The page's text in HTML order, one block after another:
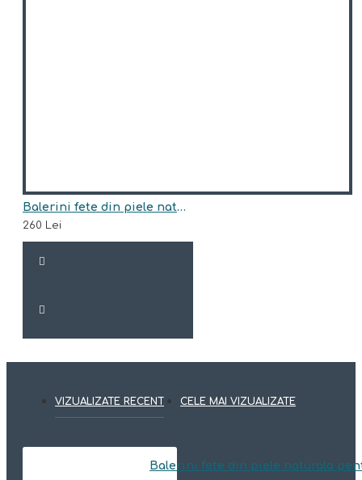
Balerini fete din piele naturala model ANELA
260 Lei
VIZUALIZATE RECENT CELE MAI VIZUALIZATE
Balerini fete din piele naturala